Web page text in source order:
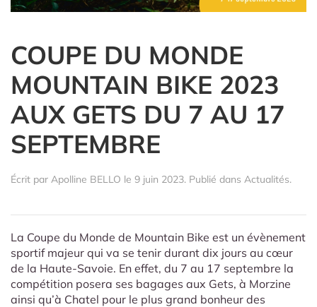
COUPE DU MONDE
MOUNTAIN BIKE 2023
AUX GETS DU 7 AU 17
SEPTEMBRE
Écrit par Apolline BELLO le 9 juin 2023. Publié dans Actualités.
La Coupe du Monde de Mountain Bike est un évènement
sportif majeur qui va se tenir durant dix jours au cœur
de la Haute-Savoie. En effet, du 7 au 17 septembre la
compétition posera ses bagages aux Gets, à Morzine
ainsi qu’à Chatel pour le plus grand bonheur des